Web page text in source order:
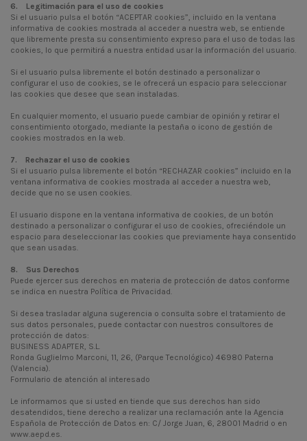
6. Legitimación para el uso de cookies
Si el usuario pulsa el botón “ACEPTAR cookies”, incluido en la ventana
informativa de cookies mostrada al acceder a nuestra web, se entiende
que libremente presta su consentimiento expreso para el uso de todas las
cookies, lo que permitirá a nuestra entidad usar la información del usuario.
Si el usuario pulsa libremente el botón destinado a personalizar o
configurar el uso de cookies, se le ofrecerá un espacio para seleccionar
las cookies que desee que sean instaladas.
En cualquier momento, el usuario puede cambiar de opinión y retirar el
consentimiento otorgado, mediante la pestaña o icono de gestión de
cookies mostrados en la web.
7. Rechazar el uso de cookies
Si el usuario pulsa libremente el botón “RECHAZAR cookies” incluido en la
ventana informativa de cookies mostrada al acceder a nuestra web,
decide que no se usen cookies.
El usuario dispone en la ventana informativa de cookies, de un botón
destinado a personalizar o configurar el uso de cookies, ofreciéndole un
espacio para deseleccionar las cookies que previamente haya consentido
que sean usadas.
8. Sus Derechos
Puede ejercer sus derechos en materia de protección de datos conforme
se indica en nuestra Política de Privacidad.
Si desea trasladar alguna sugerencia o consulta sobre el tratamiento de
sus datos personales, puede contactar con nuestros consultores de
protección de datos:
BUSINESS ADAPTER, S.L.
Ronda Guglielmo Marconi, 11, 26, (Parque Tecnológico) 46980 Paterna
(Valencia).
Formulario de atención al interesado
Le informamos que si usted en tiende que sus derechos han sido
desatendidos, tiene derecho a realizar una reclamación ante la Agencia
Española de Protección de Datos en: C/ Jorge Juan, 6, 28001 Madrid o en
www.aepd.es.